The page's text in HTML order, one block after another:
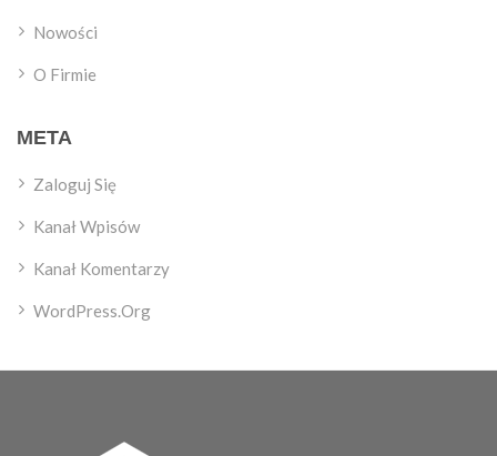
Nowości
O Firmie
META
Zaloguj Się
Kanał Wpisów
Kanał Komentarzy
WordPress.org